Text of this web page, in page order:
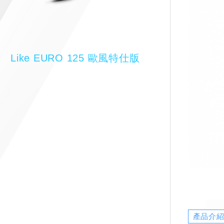
Like EURO 125 歐風特仕版
產品介紹